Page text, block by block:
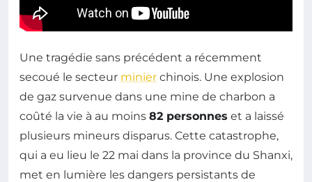
Une tragédie sans précédent a récemment
secoué le secteur minier chinois. Une explosion
de gaz survenue dans une mine de charbon a
coûté la vie à au moins 82 personnes et a laissé
plusieurs mineurs disparus. Cette catastrophe,
qui a eu lieu le 22 mai dans la province du Shanxi,
met en lumière les dangers persistants de